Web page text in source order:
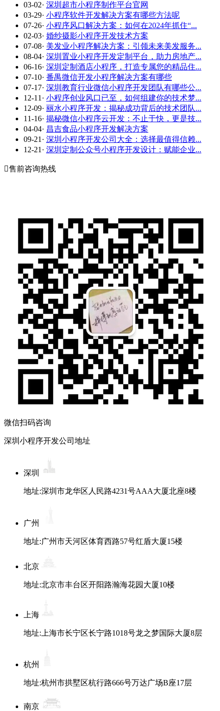
03-02· 深圳超市小程序制作平台官网
03-29· 小程序软件开发解决方案有哪些方法呢
07-26· 小程序风口解决方案：如何在2024年抓住“...
02-03· 婚纱摄影小程序开发技术方案
07-08· 美发业小程序解决方案：引领未来美发服务...
08-04· 深圳置业小程序开发定制平台，助力房地产...
06-16· 深圳定制酒店小程序，打造专属您的精品住...
07-10· 番禺微信开发小程序解决方案有哪些
07-17· 深圳教育行业微信小程序开发团队有哪些公...
12-11 · 小程序创业风口已至，如何组建你的技术梦...
12-09· 丽水小程序开发：揭秘成功背后的技术团队...
11-16· 揭秘微信小程序云开发：不止于快，更是技...
04-04· 昌吉食品小程序开发解决方案
09-21 · 深圳小程序开发公司大全：选择最值得信赖...
12-21 · 深圳定制公众号小程序开发设计：赋能企业...
售前咨询热线
微信扫码咨询
深圳小程序开发公司地址
深圳
地址:深圳市龙华区人民路4231号AAA大厦北座8楼
广州
地址:广州市天河区体育西路57号红盾大厦15楼
北京
地址:北京市丰台区开阳路瀚海花园大厦10楼
上海
地址:上海市长宁区长宁路1018号龙之梦国际大厦8层
杭州
地址:杭州市拱墅区杭行路666号万达广场B座17层
南京